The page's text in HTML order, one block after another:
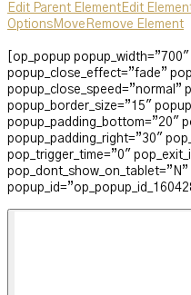
Edit Parent Element Edit
Options Move Remove Element
[op_popup
popup_close_effect=”fade”
popup_border_size=”15″
popup_padding_bottom=”20″
popup_padding_right=”30″
pop_trigger_time=”0″